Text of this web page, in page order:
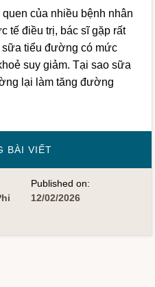
của nhiều bệnh nhân
tế điều trị, bác sĩ gặp rất
sữa tiểu đường có mức
suy giảm. Tại sao sữa
lại làm tăng đường
BÀI VIẾT
UỐNG
SỮA
TIỂU
ĐƯỜNG
Published on:
12/02/2026